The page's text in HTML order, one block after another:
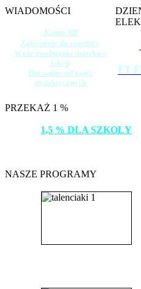
WIADOMOŚCI
Konto RR
Zgłoszenie do świetlicy
Wzór zwolnienia dziecka z
lekcji
Dni wolne od zajęć
dydaktycznych
PRZEKAŻ 1 %
1,5 % DLA SZKOŁY
NASZE PROGRAMY